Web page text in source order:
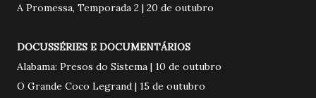
A Promessa, Temporada 2 | 20 de outubro
DOCUSSÉRIES E DOCUMENTÁRIOS
Alabama: Presos do Sistema | 10 de outubro
O Grande Coco Legrand | 15 de outubro